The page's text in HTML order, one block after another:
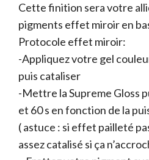
Cette finition sera votre
pigments effet miroir en
Protocole effet miroir:
-Appliquez votre gel
puis cataliser
-Mettre la Supreme Gloss
et 60 s en fonction de la
( astuce : si effet pailleté
assez catalisé si ça